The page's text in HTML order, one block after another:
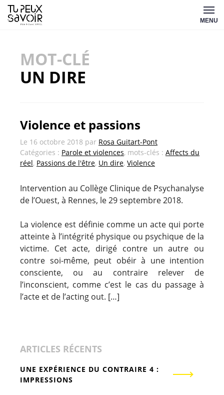
Aller
au
MENU
MOT-CLÉ
UN DIRE
Violence et passions
Le 16 octobre 2018 par Rosa Guitart-Pont
Catégories : Parole et violences, mots-clés : Affects du
réel, Passions de l'être, Un dire, Violence
Intervention au Collège Clinique de Psychanalyse
de l’Ouest, à Rennes, le 29 septembre 2018.
La violence est définie comme un acte qui porte
atteinte à l’intégrité physique ou psychique de la
victime. Cet acte, dirigé contre un autre ou
contre soi-même, peut obéir à une intention
consciente, ou au contraire relever de
l’inconscient, comme c’est le cas du passage à
l’acte et de l’acting out. […]
ARTICLES RÉCENTS
UNE EXPÉRIENCE DU CONTRAIRE 4 :
IMPRESSIONS